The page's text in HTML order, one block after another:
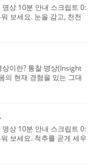
상 10분 안내 스크립트 0:
보세요. 눈을 감고, 천천
놓아둡니다.” 1:00 – 3:00
이란? 통찰 명상(Insight
의 현재 경험을 있는 그대
다. 목적은 자신의 생각,
상 10분 안내 스크립트 0:
보세요. 척추를 곧게 세우
부드럽게 느껴봅니다.” ...